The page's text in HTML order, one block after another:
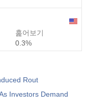
훑어보기
0.3%
훑어보기
3.5%
Rout
Investors Demand